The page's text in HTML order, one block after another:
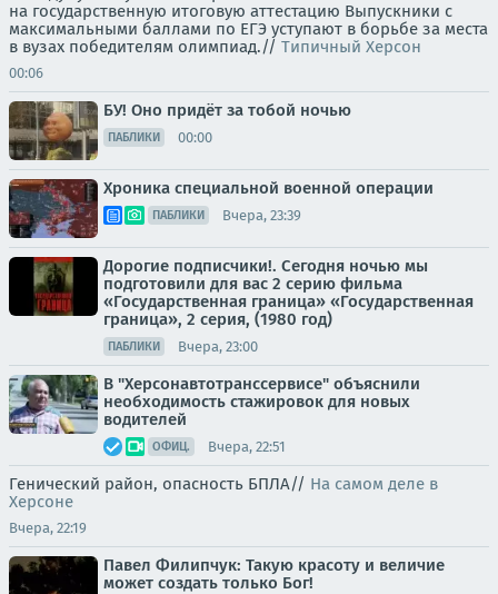
на государственную итоговую аттестацию Выпускники с
максимальными баллами по ЕГЭ уступают в борьбе за места
в вузах победителям олимпиад.// Типичный Херсон
00:06
БУ! Оно придёт за тобой ночью
ПАБЛИКИ 00:00
Хроника специальной военной операции
ПАБЛИКИ Вчера, 23:39
Дорогие подписчики!. Сегодня ночью мы
подготовили для вас 2 серию фильма
«Государственная граница» «Государственная
граница», 2 серия, (1980 год)
ПАБЛИКИ Вчера, 23:00
В "Херсонавтотранссервисе" объяснили
необходимость стажировок для новых
водителей
ОФИЦ. Вчера, 22:51
Генический район, опасность БПЛА// На самом деле в
Херсоне
Вчера, 22:19
Павел Филипчук: Такую красоту и величие
может создать только Бог!